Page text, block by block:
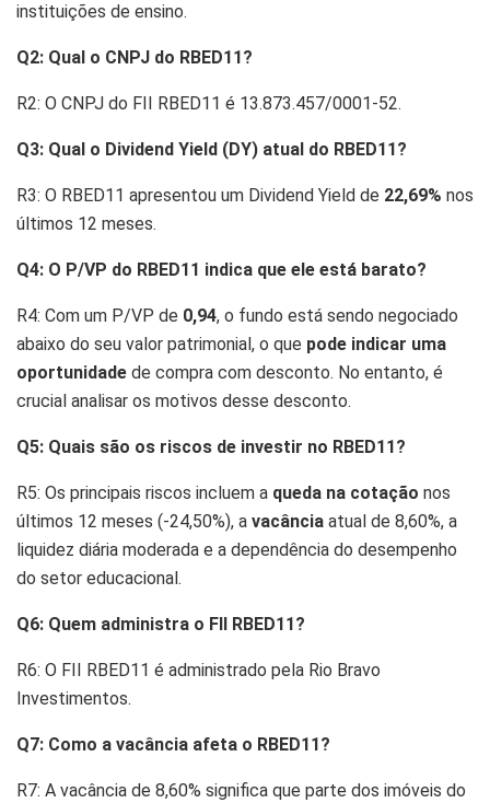
instituições de ensino.
Q2: Qual o CNPJ do RBED11?
R2: O CNPJ do FII RBED11 é 13.873.457/0001-52.
Q3: Qual o Dividend Yield (DY) atual do RBED11?
R3: O RBED11 apresentou um Dividend Yield de 22,69% nos
últimos 12 meses.
Q4: O P/VP do RBED11 indica que ele está barato?
R4: Com um P/VP de 0,94, o fundo está sendo negociado
abaixo do seu valor patrimonial, o que pode indicar uma
oportunidade de compra com desconto. No entanto, é
crucial analisar os motivos desse desconto.
Q5: Quais são os riscos de investir no RBED11?
R5: Os principais riscos incluem a queda na cotação nos
últimos 12 meses (-24,50%), a vacância atual de 8,60%, a
liquidez diária moderada e a dependência do desempenho
do setor educacional.
Q6: Quem administra o FII RBED11?
R6: O FII RBED11 é administrado pela Rio Bravo
Investimentos.
Q7: Como a vacância afeta o RBED11?
R7: A vacância de 8,60% significa que parte dos imóveis do